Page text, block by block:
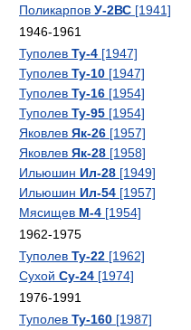
Поликарпов У-2ВС [1941]
1946-1961
Туполев Ту-4 [1947]
Туполев Ту-10 [1947]
Туполев Ту-16 [1954]
Туполев Ту-95 [1954]
Яковлев Як-26 [1957]
Яковлев Як-28 [1958]
Ильюшин Ил-28 [1949]
Ильюшин Ил-54 [1957]
Мясищев М-4 [1954]
1962-1975
Туполев Ту-22 [1962]
Сухой Су-24 [1974]
1976-1991
Туполев Ту-160 [1987]